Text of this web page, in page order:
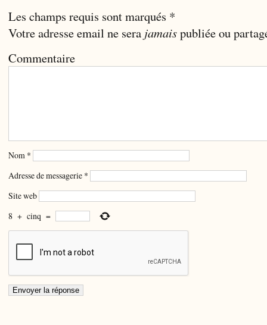
Les champs requis sont marqués *
Votre adresse email ne sera jamaispubliée ou
Commentaire
Nom *
Adresse de messagerie *
Site web
8 + cinq =